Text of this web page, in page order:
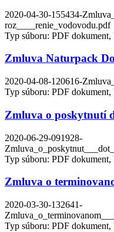
2020-04-30-155434-
roz____renie_vodovodu.pdf
Typ súboru: PDF
Zmluva Naturpack
2020-04-08-120616-
Typ súboru: PDF
Zmluva o poskytnutí
2020-06-29-091928-
Typ súboru: PDF
Zmluva o
2020-03-30-132641-
Typ súboru: PDF